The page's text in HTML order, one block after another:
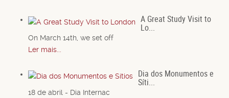
A Great Study Visit to
Lo...
On March 14th, we set off
Ler mais...
Dia dos Monumentos e
Síti...
18 de abril - Dia Internac